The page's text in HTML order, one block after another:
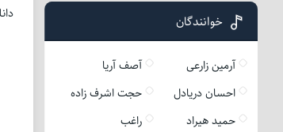
خوانندگان
آرمین زارعی
آصف آریا
احسان دریادل
حجت اشرف زاده
حمید هیراد
راغب